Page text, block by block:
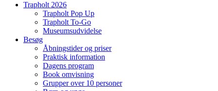
Trapholt 2026
Trapholt Pop Up
Trapholt To-Go
Museumsudvidelse
Besøg
Åbningstider og priser
Praktisk information
Dagens program
Book omvisning
Grupper over 10 personer